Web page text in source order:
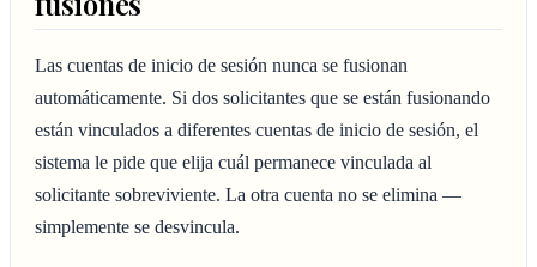
Las cuentas de inicio de sesión nunca se fusionan
automáticamente. Si dos solicitantes que se están fusionando
están vinculados a diferentes cuentas de inicio de sesión, el
sistema le pide que elija cuál permanece vinculada al
solicitante sobreviviente. La otra cuenta no se elimina —
simplemente se desvincula.